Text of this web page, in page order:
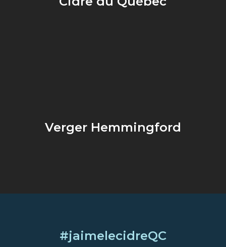
Verger Hemmingford
#jaimelecidreQC